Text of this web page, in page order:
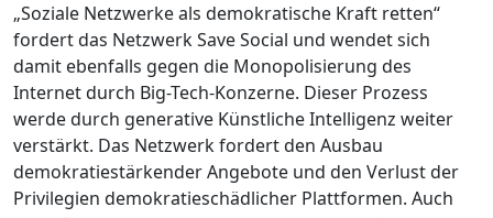
„Soziale Netzwerke als demokratische Kraft retten“
fordert das Netzwerk Save Social und wendet sich
damit ebenfalls gegen die Monopolisierung des
Internet durch Big-Tech-Konzerne. Dieser Prozess
werde durch generative Künstliche Intelligenz weiter
verstärkt. Das Netzwerk fordert den Ausbau
demokratiestärkender Angebote und den Verlust der
Privilegien demokratieschädlicher Plattformen. Auch